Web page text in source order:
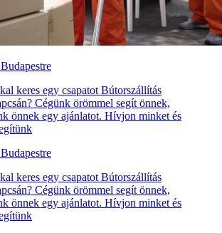
keres egy csapatot Bútorszállítás
Cégünk örömmel segít önnek,
önnek egy ajánlatot. Hívjon minket és
keres egy csapatot Bútorszállítás
Cégünk örömmel segít önnek,
önnek egy ajánlatot. Hívjon minket és